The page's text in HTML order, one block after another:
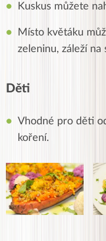
Kuskus můžete
Místo květáku
zeleninu, záleží na
Děti
Vhodné pro děti
koření.